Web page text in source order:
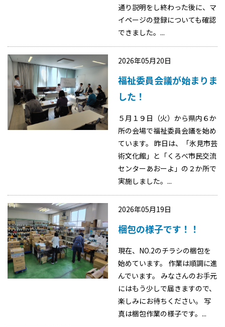
通り説明をし終わった後に、マ
イページの登録についても確認
できました。...
2026年05月20日
福祉委員会議が始まりま
した！
５月１９日（火）から県内６か
所の会場で福祉委員会議を始め
ています。 昨日は、「氷見市芸
術文化館」と「くろべ市民交流
センターあおーよ」の２か所で
実施しました。...
2026年05月19日
梱包の様子です！！
現在、NO.2のチラシの梱包を
始めています。 作業は順調に進
んでいます。 みなさんのお手元
にはもう少しで届きますので、
楽しみにお待ちください。 写
真は梱包作業の様子です。...